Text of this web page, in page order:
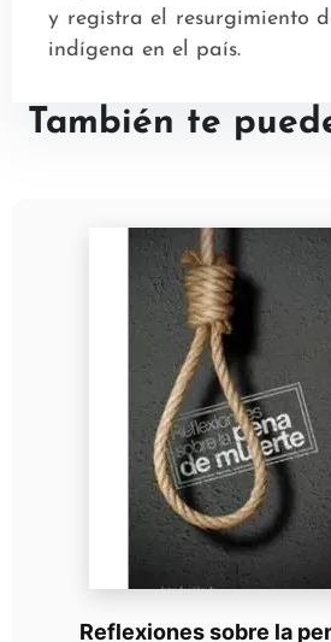
y registra el resurgimiento
indígena en el país.
También te
Reflexiones sobre la